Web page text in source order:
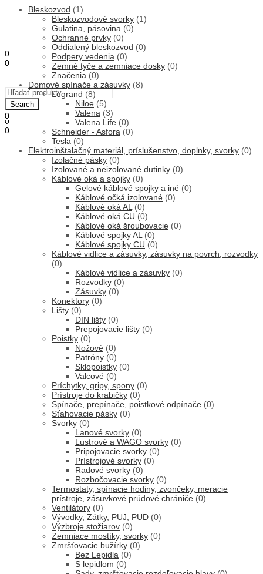
0
0
0,00€
OBCHOD
O NÁS
STAVEBNÁ ČINNOSŤ
KONTAKT
0
0
€
Search
0
Košík
Bleskozvod (1)
Bleskozvodové svorky (1)
Gulatina, pásovina (0)
Ochranné prvky (0)
Oddialený bleskozvod (0)
Podpery vedenia (0)
Zemné tyče a zemniace dosky (0)
Značenia (0)
Domové spínače a zásuvky (8)
Legrand (8)
Niloe (5)
Valena (3)
Valena Life (0)
Schneider - Asfora (0)
Tesla (0)
Elektroinštalačný materiál, príslušenstvo, doplnky, svorky (0)
Izolačné pásky (0)
Izolované a neizolované dutinky (0)
Káblové oká a spojky (0)
Gelové káblové spojky a iné (0)
Káblové očká izolované (0)
Káblové oká AL (0)
Káblové oká CU (0)
Káblové oká šroubovacie (0)
Káblové spojky AL (0)
Káblové spojky CU (0)
Káblové vidlice a zásuvky, zásuvky na povrch, rozvodky
(0)
Káblové vidlice a zásuvky (0)
Rozvodky (0)
Zásuvky (0)
Konektory (0)
Lišty (0)
DIN lišty (0)
Prepojovacie lišty (0)
Poistky (0)
Nožové (0)
Patróny (0)
Sklopoistky (0)
Valcové (0)
Príchytky, gripy, spony (0)
Prístroje do krabičky (0)
Spínače, prepínače, poistkové odpínače (0)
Sťahovacie pásky (0)
Svorky (0)
Lanové svorky (0)
Lustrové a WAGO svorky (0)
Pripojovacie svorky (0)
Prístrojové svorky (0)
Radové svorky (0)
Rozbočovacie svorky (0)
Termostaty, spínacie hodiny, zvončeky, meracie
prístroje, zásuvkové prúdové chrániče (0)
Ventilátory (0)
Vývodky, Zátky, PUJ, PUD (0)
Výzbroje stožiarov (0)
Zemniace mostíky, svorky (0)
Zmršťovacie bužírky (0)
Bez Lepidla (0)
S lepidlom (0)